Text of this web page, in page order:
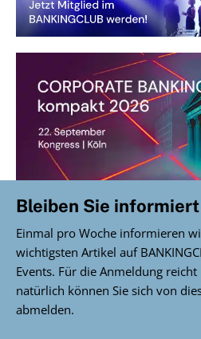
Bleiben Sie informiert
Einmal pro Woche informieren
wichtigsten Artikel auf
Events. Für die Anmeldung
natürlich können Sie sich von
abmelden.